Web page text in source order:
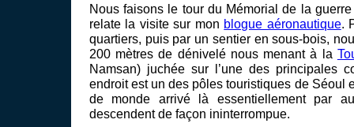
Nous faisons le tour du Mémorial de la
relate la visite sur mon blogue aéronautique.
quartiers, puis par un sentier en sous-bois,
200 mètres de dénivelé nous menant à la
Namsan) juchée sur l’une des principales
endroit est un des pôles touristiques de Séoul
de monde arrivé là essentiellement par
descendent de façon ininterrompue.